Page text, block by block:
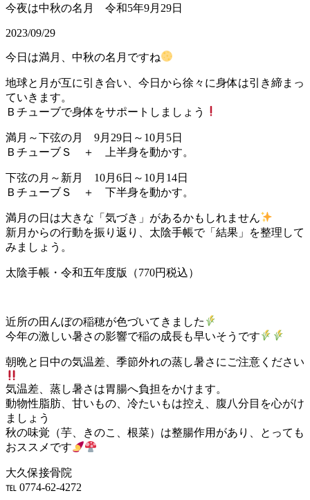
今夜は中秋の名月 令和5年9月29日
2023/09/29
今日は満月、中秋の名月ですね
地球と月が互に引き合い、今日から徐々に身体は引き締まっ
ていきます。
Ｂチューブで身体をサポートしましょう
満月～下弦の月 9月29日～10月5日
ＢチューブＳ ＋ 上半身を動かす。
下弦の月～新月 10月6日～10月14日
ＢチューブＳ ＋ 下半身を動かす。
満月の日は大きな「気づき」があるかもしれません
新月からの行動を振り返り、太陰手帳で「結果」を整理して
みましょう。
太陰手帳・令和五年度版（770円税込）
近所の田んぼの稲穂が色づいてきました
今年の激しい暑さの影響で稲の成長も早いそうです
朝晩と日中の気温差、季節外れの蒸し暑さにご注意ください
気温差、蒸し暑さは胃腸へ負担をかけます。
動物性脂肪、甘いもの、冷たいもは控え、腹八分目を心がけ
ましょう
秋の味覚（芋、きのこ、根菜）は整腸作用があり、とっても
おススメです
大久保接骨院
℡ 0774-62-4272